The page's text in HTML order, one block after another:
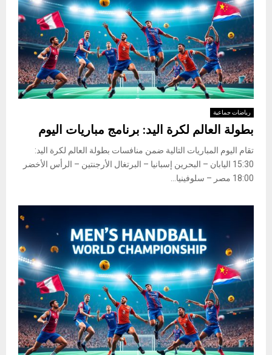
رياضات جماعية
بطولة العالم لكرة اليد: برنامج مباريات اليوم
تقام اليوم المباريات التالية ضمن منافسات بطولة العالم لكرة اليد:
15:30 اليابان – البحرين إسبانيا – البرتغال الأرجنتين – الرأس الأخضر
18:00 مصر – سلوفينيا...